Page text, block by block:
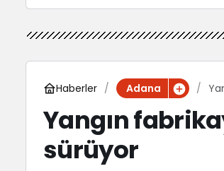
Haberler Adana
Yangın
sürüyor